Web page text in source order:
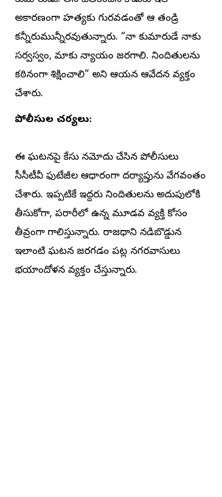
అకారణంగా హత్యకు గురవడంతో ఆ తండ్రి
కన్నీరుమున్నీరవుతున్నారు. “నా కుమారుడే నాకు
సర్వస్వం, మాకు న్యాయం జరగాలి. నిందితులను
కఠినంగా శిక్షించాలి” అని ఆయన ఆవేదన వ్యక్తం
చేశారు.
పోలీసుల చర్యలు:
ఈ ఘటనపై కేసు నమోదు చేసిన పోలీసులు
సీసీటీవీ ఫుటేజీల ఆధారంగా దర్యాప్తును వేగవంతం
చేశారు. ఇప్పటికే ఇద్దరు నిందితులను అదుపులోకి
తీసుకోగా, పరారీలో ఉన్న మూడవ వ్యక్తి కోసం
తీవ్రంగా గాలిస్తున్నారు. రాజధాని నడిబొడ్డున
ఇలాంటి ఘటన జరగడం పట్ల నగరవాసులు
భయాందోళన వ్యక్తం చేస్తున్నారు.